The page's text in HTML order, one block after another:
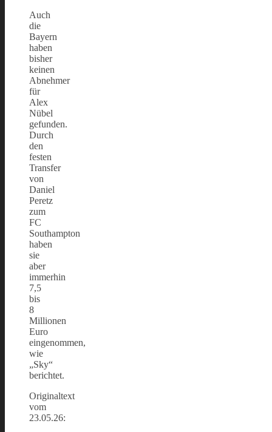
Auch
die
Bayern
haben
bisher
keinen
Abnehmer
für
Alex
Nübel
gefunden.
Durch
den
festen
Transfer
von
Daniel
Peretz
zum
FC
Southampton
haben
sie
aber
immerhin
7,5
bis
8
Millionen
Euro
eingenommen,
wie
„Sky“
berichtet.
Originaltext
vom
23.05.26: